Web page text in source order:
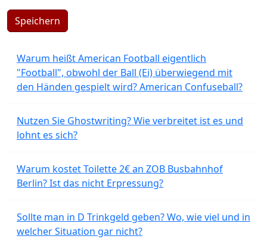
Speichern
Warum heißt American Football eigentlich
"Football", obwohl der Ball (Ei) überwiegend mit
den Händen gespielt wird? American Confuseball?
Nutzen Sie Ghostwriting? Wie verbreitet ist es und
lohnt es sich?
Warum kostet Toilette 2€ an ZOB Busbahnhof
Berlin? Ist das nicht Erpressung?
Sollte man in D Trinkgeld geben? Wo, wie viel und in
welcher Situation gar nicht?